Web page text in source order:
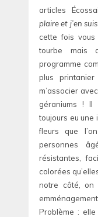
articles
plaire et j’en
cette fois
tourbe mais
programme
plus
m’associer
géraniums !
toujours eu une
fleurs que
personnes
résistantes,
colorées
notre côté, on
Problème :